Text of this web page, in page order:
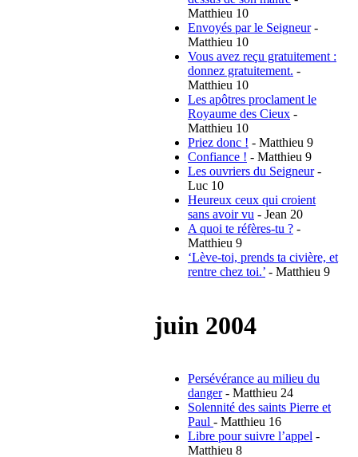
Matthieu 10
Envoyés par le Seigneur-
Matthieu 10
Vous avez reçu gratuitement :
donnez gratuitement. -
Matthieu 10
Les apôtres proclament le
Royaume des Cieux -
Matthieu 10
Priez donc ! - Matthieu 9
Confiance ! - Matthieu 9
Les ouvriers du Seigneur-
Luc 10
Heureux ceux qui croient
sans avoir vu - Jean 20
A quoi te réfères-tu ? -
Matthieu 9
‘Lève-toi, prends ta civière, et
rentre chez toi.’ - Matthieu 9
juin 2004
Persévérance au milieu du
danger- Matthieu 24
Solennité des saints Pierre et
Paul - Matthieu 16
Libre pour suivre l’appel -
Matthieu 8